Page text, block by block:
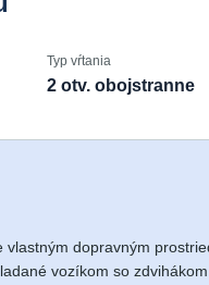
Typ vŕtania
2 otv. obojstranne
vlastným dopravným
vozíkom so zdvihákom